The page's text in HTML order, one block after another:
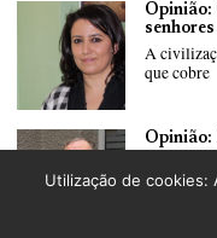
Soldados do CEP
simultaneamente em
França sem divórcio : O
João Marques Cardoso
Opinião:
A
que cobre
Opinião:
Utilização de cookies: